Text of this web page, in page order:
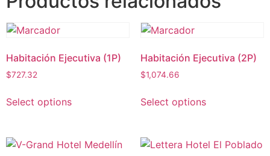
Habitación Ejecutiva (1P)
$727.32
Select options
Habitación Ejecutiva (2P)
$1,074.66
Select options